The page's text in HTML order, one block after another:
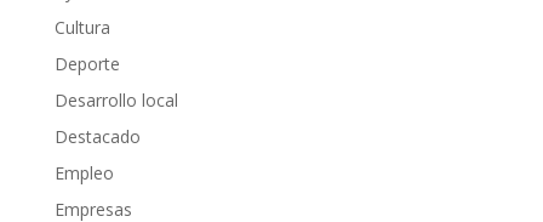
Cultura
Deporte
Desarrollo local
Destacado
Empleo
Empresas